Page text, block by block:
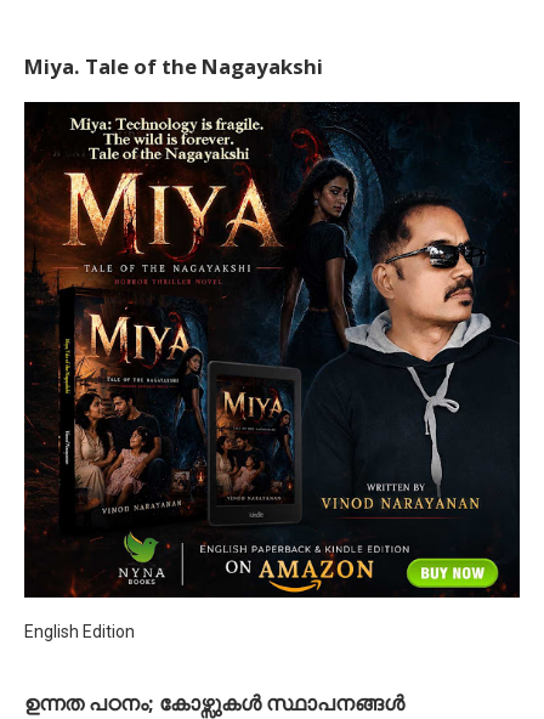
Miya. Tale of the Nagayakshi
English Edition
ഉന്നത പഠനം; കോഴ്സുകള്‍ സ്ഥാപനങ്ങള്‍